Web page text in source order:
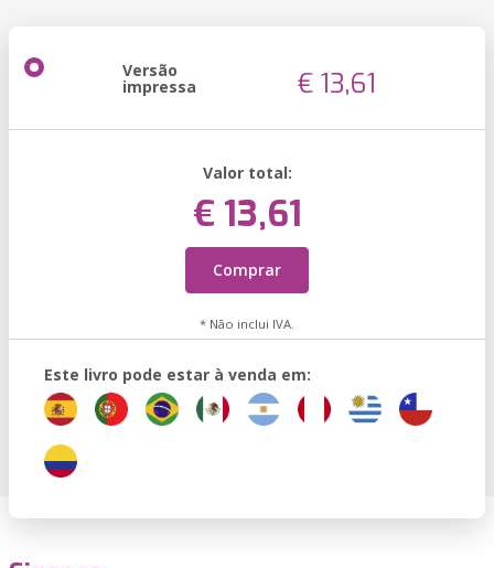
Versão
impressa € 13,61
Valor total:
€ 13,61
Comprar
* Não inclui IVA.
Este livro pode estar à venda em: